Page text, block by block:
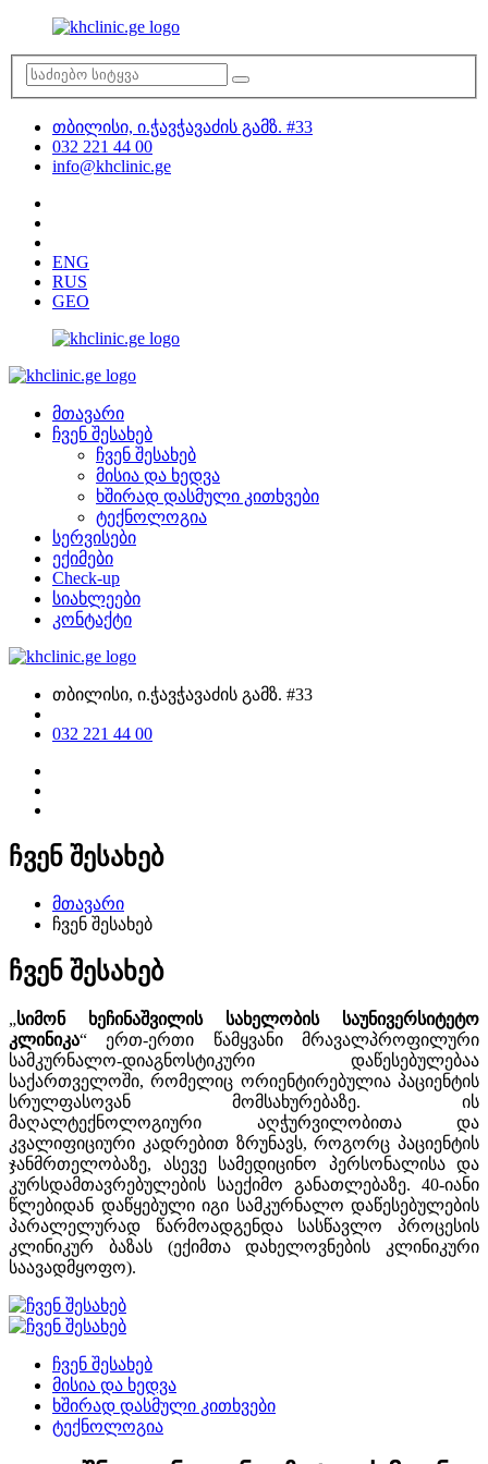
თბილისი, ი.ჭავჭავაძის გამზ. #33
032 221 44 00
info@khclinic.ge
ENG
RUS
GEO
მთავარი
ჩვენ შესახებ
ჩვენ შესახებ
მისია და ხედვა
ხშირად დასმული კითხვები
ტექნოლოგია
სერვისები
ექიმები
Check-up
სიახლეები
კონტაქტი
თბილისი, ი.ჭავჭავაძის გამზ. #33
032 221 44 00
ჩვენ შესახებ
მთავარი
ჩვენ შესახებ
ჩვენ შესახებ
„სიმონ ხეჩინაშვილის სახელობის საუნივერსიტეტო
კლინიკა“ ერთ-ერთი წამყვანი მრავალპროფილური
სამკურნალო-დიაგნოსტიკური დაწესებულებაა
საქართველოში, რომელიც ორიენტირებულია პაციენტის
სრულფასოვან მომსახურებაზე. ის
მაღალტექნოლოგიური აღჭურვილობითა და
კვალიფიციური კადრებით ზრუნავს, როგორც პაციენტის
ჯანმრთელობაზე, ასევე სამედიცინო პერსონალისა და
კურსდამთავრებულების საექიმო განათლებაზე. 40-იანი
წლებიდან დაწყებული იგი სამკურნალო დაწესებულების
პარალელურად წარმოადგენდა სასწავლო პროცესის
კლინიკურ ბაზას (ექიმთა დახელოვნების კლინიკური
საავადმყოფო).
ჩვენ შესახებ
მისია და ხედვა
ხშირად დასმული კითხვები
ტექნოლოგია